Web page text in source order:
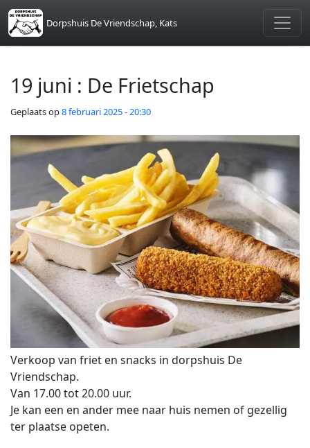
Skip to main content
Dorpshuis De Vriendschap, Kats
19 juni : De Frietschap
Geplaats op8 februari 2025 - 20:30
Verkoop van friet en snacks in dorpshuis De
Vriendschap.
Van 17.00 tot 20.00 uur.
Je kan een en ander mee naar huis nemen of gezellig
ter plaatse opeten.